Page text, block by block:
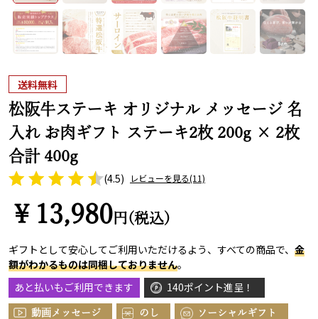
送料無料
松阪牛ステーキ オリジナル メッセージ 名
入れ お肉ギフト ステーキ2枚 200g × 2枚
合計 400g
(4.5) レビューを見る(11)
￥13,980 円(税込)
ギフトとして安心してご利用いただけるよう、すべての商品で、 金
額がわかるものは同梱しておりません。
あと払いもご利用できます
140ポイント進呈！
動画メッセージ のし ソーシャルギフト